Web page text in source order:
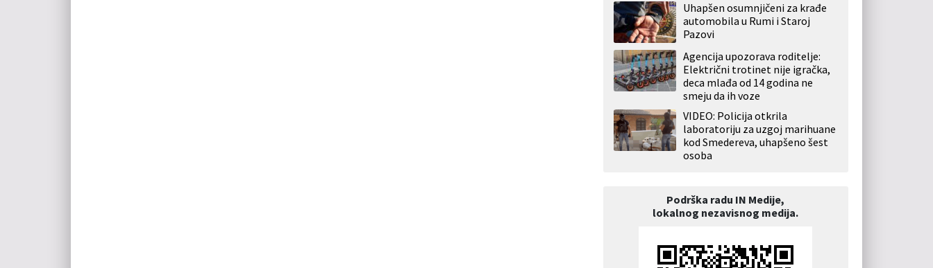
Uhapšen osumnjičeni za krađe
automobila u Rumi i Staroj
Pazovi
Agencija upozorava roditelje:
Električni trotinet nije igračka,
deca mlađa od 14 godina ne
smeju da ih voze
VIDEO: Policija otkrila
laboratoriju za uzgoj marihuane
kod Smedereva, uhapšeno šest
osoba
Podrška radu IN Medije,
lokalnog nezavisnog medija.